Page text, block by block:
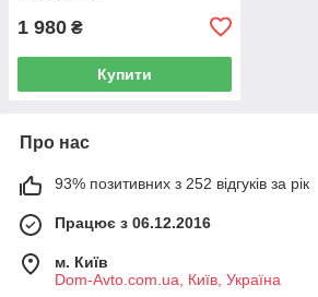
1 980 ₴
Купити
Про нас
93% позитивних з 252 відгуків за рік
Працює з 06.12.2016
м. Київ
Dom-Avto.com.ua, Київ, Україна